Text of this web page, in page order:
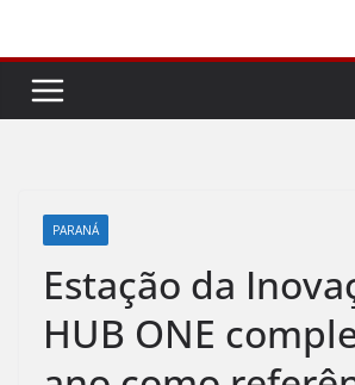
conteúdo
PARANÁ
Estação da
HUB ONE